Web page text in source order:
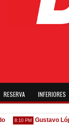
RESERVA INFERIORES
8:10 PM Gustavo